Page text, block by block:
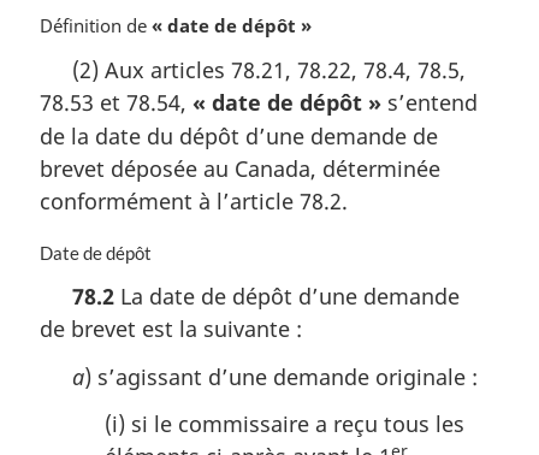
Définition de « date de dépôt »
(2) Aux articles 78.21, 78.22, 78.4, 78.5,
78.53 et 78.54, « date de dépôt » s’entend
de la date du dépôt d’une demande de
brevet déposée au Canada, déterminée
conformément à l’article 78.2.
N
e
Date de dépôt
78.2 La date de dépôt d’une demande
de brevet est la suivante :
a) s’agissant d’une demande originale :
(i) si le commissaire a reçu tous les